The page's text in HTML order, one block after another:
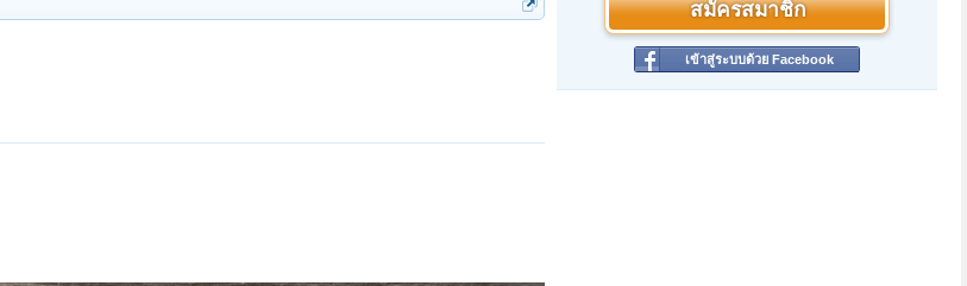
สมัครสมาชิก
เข้าสู่ระบบด้วย Facebook